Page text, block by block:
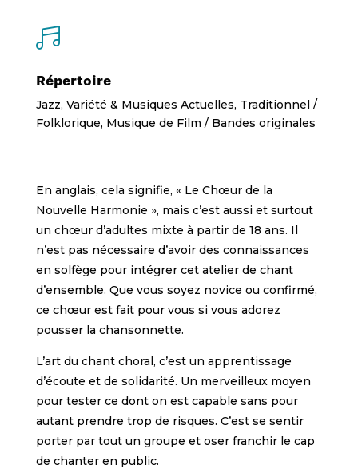

Répertoire
Jazz, Variété & Musiques Actuelles, Traditionnel /
Folklorique, Musique de Film / Bandes originales
En anglais, cela signifie, « Le Chœur de la
Nouvelle Harmonie », mais c’est aussi et surtout
un chœur d’adultes mixte à partir de 18 ans. Il
n’est pas nécessaire d’avoir des connaissances
en solfège pour intégrer cet atelier de chant
d’ensemble. Que vous soyez novice ou confirmé,
ce chœur est fait pour vous si vous adorez
pousser la chansonnette.
L’art du chant choral, c’est un apprentissage
d’écoute et de solidarité. Un merveilleux moyen
pour tester ce dont on est capable sans pour
autant prendre trop de risques. C’est se sentir
porter par tout un groupe et oser franchir le cap
de chanter en public.